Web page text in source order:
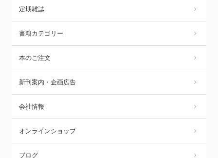
定期雑誌
書籍カテゴリー
本のご注文
新刊案内・企画広告
会社情報
オンラインショップ
ブログ